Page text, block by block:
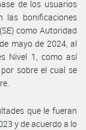
de los usuarios
las bonificaciones
como Autoridad
mayo de 2024, al
Nivel 1, como así
sobre el cual se
que le fueran
y de acuerdo a lo